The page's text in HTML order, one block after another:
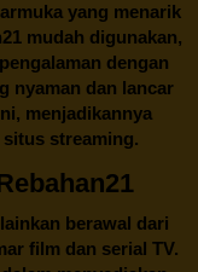
yang menarik
mudah digunakan,
dengan
nyaman dan lancar
menjadikannya
streaming.
berawal dari
film dan serial TV.